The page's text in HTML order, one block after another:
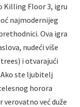
Killing Floor 3, igru
najmodernijeg
Ova igra
nudeći više
i otvarajući
ste ljubitelj
horora
već duže